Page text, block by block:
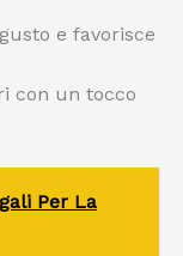
e favorisce
con un tocco
Per La